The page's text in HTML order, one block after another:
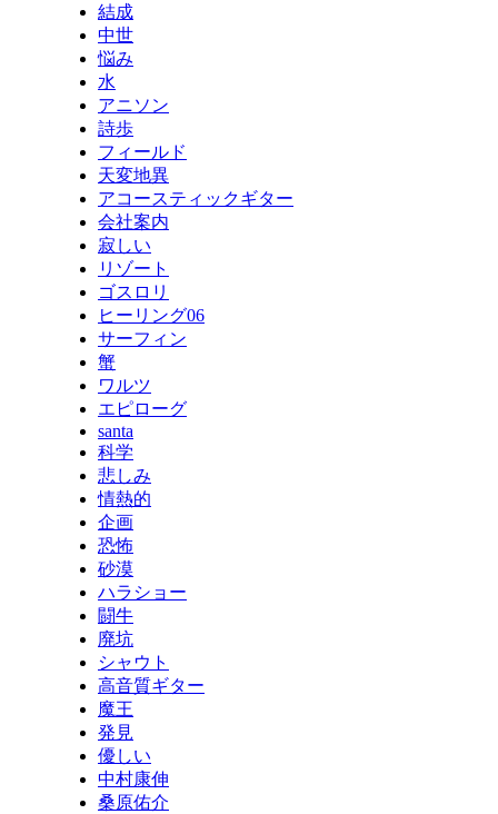
結成
中世
悩み
水
アニソン
詩歩
フィールド
天変地異
アコースティックギター
会社案内
寂しい
リゾート
ゴスロリ
ヒーリング06
サーフィン
蟹
ワルツ
エピローグ
santa
科学
悲しみ
情熱的
企画
恐怖
砂漠
ハラショー
闘牛
廃坑
シャウト
高音質ギター
魔王
発見
優しい
中村康伸
桑原佑介